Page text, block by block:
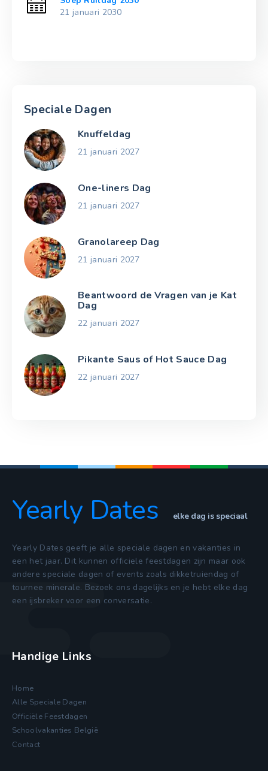
21 januari 2030
Speciale Dagen
Knuffeldag
21 januari 2027
One-liners Dag
21 januari 2027
Granolareep Dag
21 januari 2027
Beantwoord de Vragen van je Kat
Dag
22 januari 2027
Pikante Saus of Hot Sauce Dag
22 januari 2027
Yearly Dates elke dag is speciaal
Yearly Dates geeft je alle speciale dagen en vakanties in
een het jaar. Dit kunnen officiele feestdagen zijn maar ook
andere speciale dagen of events zoals dikketruiendag of
tournee minerale. Bezoek ons dagelijks en je hebt elke dag
een ijsbreker voor een conversatie.
Handige Links
Home
Alle Speciale Dagen
Officiële Feestdagen
Schoolvakanties België
Contact